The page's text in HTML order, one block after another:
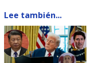
Lee también...